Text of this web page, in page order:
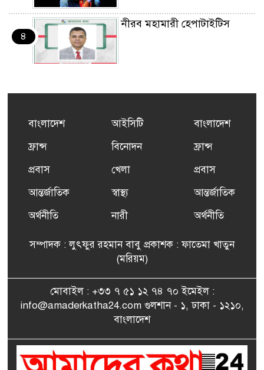
৪
নীরব মহামারী হেপাটাইটিস
৫
এর সম্পূর্ণ বিনামূল্যের সুশি
ফ্রান্সসহ ইউরোপীয় দেশসমূহে
দাবদাহ: কারণ, প্রভাব ও করণীয়
ফ্রান্সে সংবর্ধিত হলেন যুক্তরাজ্য
বিএনপি’র আহ্বায়ক কমিটির
সাংবাদিকতায় কৃতিত্বের পুরস্কার
এমপি মমতাজ আলোকে
জেলা প্রবাসী এসোসিয়েশন’
বাংলাদেশ
ফ্রান্স
প্রবাস
আন্তর্জাতিক
অর্থনীতি
আইসিটি
বিনোদন
খেলা
স্বাস্থ্য
নারী
বাংলাদেশ
ফ্রান্স
প্রবাস
আন্তর্জাতিক
অর্থনীতি
সম্পাদক : লুৎফুর রহমান বাবু প্রকাশক : ফাতেমা খাতুন
(মরিয়ম)
মোবাইল : +৩৩ ৭ ৫১ ১২ ৭৪ ৭০ ইমেইল :
info@amaderkatha24.com গুলশান - ১, ঢাকা - ১২১০,
বাংলাদেশ